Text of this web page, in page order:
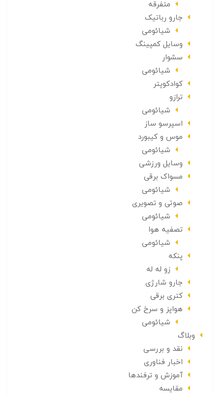
متفرقه
جارو رباتیک
شیائومی
وسایل کمپینگ
سشوار
شیائومی
کوادکوپتر
ترازو
شیائومی
اسپرسو ساز
موس و کیبورد
شیائومی
وسایل ورزشی
مسواک برقی
شیائومی
صوتی و تصویری
شیائومی
تصفیه هوا
شیائومی
پنکه
زو له له
جارو شارژی
کتری برقی
هواپز و سرخ کن
شیائومی
وبلاگ
نقد و بررسی
اخبار فناوری
آموزش و ترفندها
مقایسه